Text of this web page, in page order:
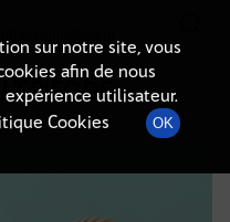
sur notre site, vous
afin de nous
expérience utilisateur.
Cookies
OK